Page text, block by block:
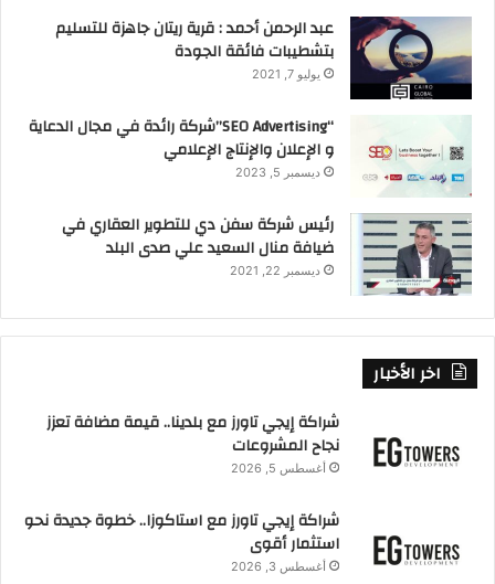
عبد الرحمن أحمد : قرية ريتان جاهزة للتسليم
بتشطيبات فائقة الجودة
يوليو 7, 2021
“SEO Advertising”شركة رائدة في مجال الدعاية
و الإعلان والإنتاج الإعلامي
ديسمبر 5, 2023
رئيس شركة سفن دي للتطوير العقاري في
ضيافة منال السعيد علي صدى البلد
ديسمبر 22, 2021
اخر الأخبار
شراكة إيجي تاورز مع بلدينا.. قيمة مضافة تعزز
نجاح المشروعات
أغسطس 5, 2026
شراكة إيجي تاورز مع استاكوزا.. خطوة جديدة نحو
استثمار أقوى
أغسطس 3, 2026